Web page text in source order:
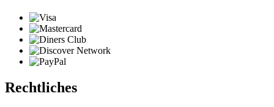
Rechtliches